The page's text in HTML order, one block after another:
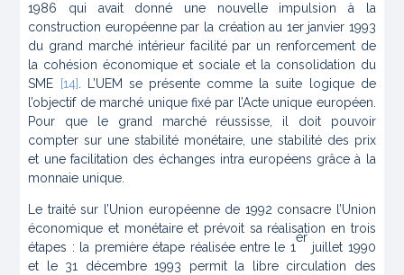
1986 qui avait donné une nouvelle impulsion à la
construction européenne par la création au 1er janvier 1993
du grand marché intérieur facilité par un renforcement de
la cohésion économique et sociale et la consolidation du
SME
[14] . L’UEM se présente comme la suite logique de
l’objectif de marché unique fixé par l’Acte unique européen.
Pour que le grand marché réussisse, il doit pouvoir
compter sur une stabilité monétaire, une stabilité des prix
et une facilitation des échanges intra européens grâce à la
monnaie unique.
Le traité sur l’Union européenne de 1992 consacre l’Union
économique et monétaire et prévoit sa réalisation en trois
étapes : la première étape réalisée entre le 1
er
juillet 1990
et le 31 décembre 1993 permit la libre circulation des